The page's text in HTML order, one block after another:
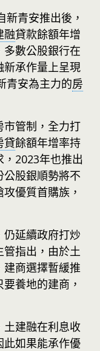
青安推出後，
融貸款餘額年增
數公股銀行在
新承作量上呈現
青安為主力的房
市管制，全力打
貸餘額年增率持
2023年也推出
股銀順勢將不
優質首購族，
延續政府打炒
指出，由於土
建商選擇暫緩推
養地的建商，
土建融在利息收
此如果能承作優